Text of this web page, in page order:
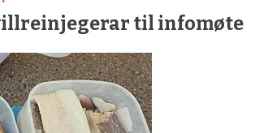
til infomøte